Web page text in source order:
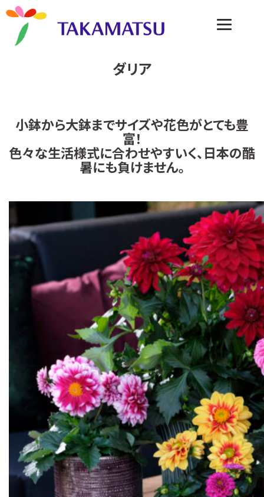
ダリア
小鉢から大鉢までサイズや花色がとても豊
富！
色々な生活様式に合わせやすいく、日本の酷
暑にも負けません。